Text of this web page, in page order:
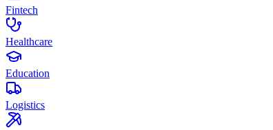
Fintech
Healthcare
Education
Logistics